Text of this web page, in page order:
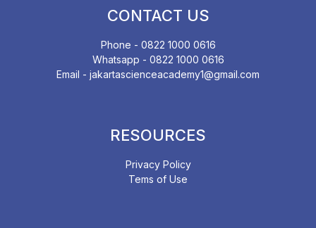
CONTACT US
Phone - 0822 1000 0616
Whatsapp - 0822 1000 0616
Email - jakartascienceacademy1@gmail.com
RESOURCES
Privacy Policy
Tems of Use